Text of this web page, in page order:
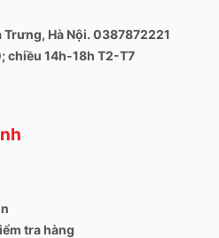
Trưng, Hà Nội. 0387872221
chiều 14h-18h T2-T7
tra hàng